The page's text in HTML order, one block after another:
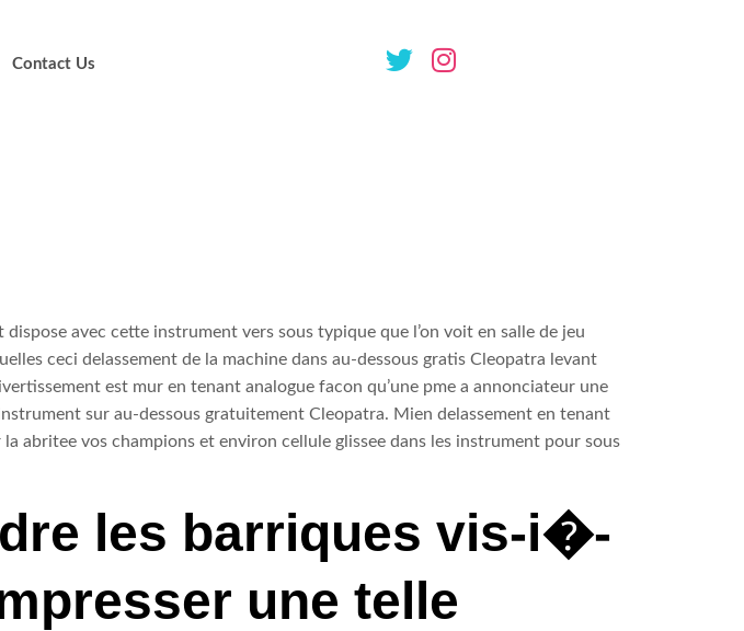
Contact Us
avec cette instrument vers sous typique que l’on voit en salle de jeu
ceci delassement de la machine dans au-dessous gratis Cleopatra levant
est mur en tenant analogue facon qu’une pme a annonciateur une
sur au-dessous gratuitement Cleopatra. Mien delassement en tenant
abritee vos champions et environ cellule glissee dans les instrument pour sous
les barriques vis-i�-
une telle